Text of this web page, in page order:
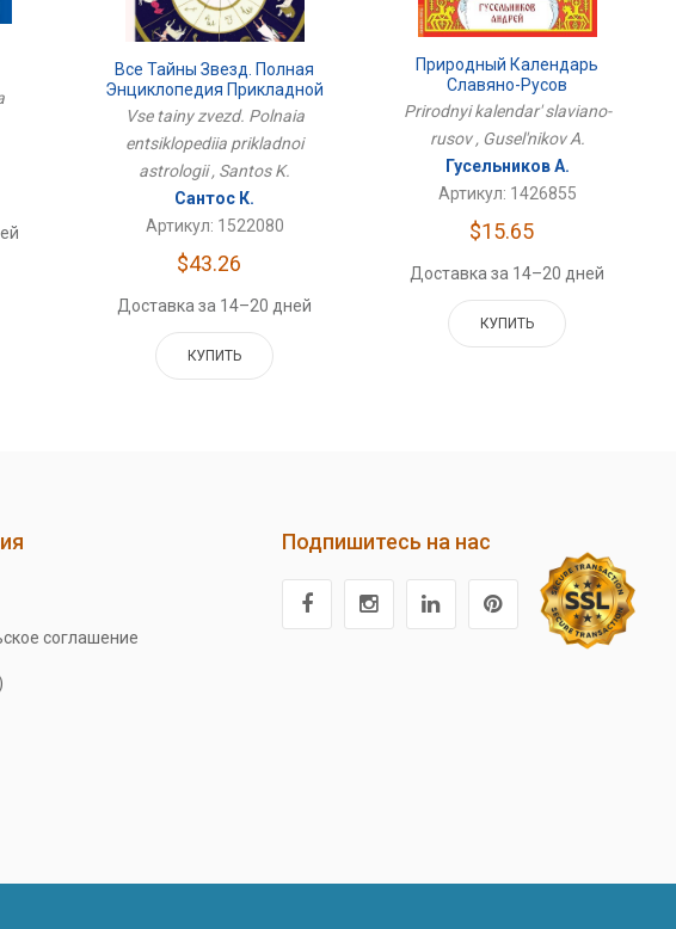
Все Тайны Звезд. Полная
Энциклопедия Прикладной
Астрологии
Vse tainy zvezd. Polnaia
entsiklopediia prikladnoi
astrologii , Santos K.
Сантос К.
Артикул: 1522080
$43.26
Доставка за 14–20 дней
КУПИТЬ
Природный Календарь
Славяно-Русов
Prirodnyi kalendar' slaviano-
rusov , Gusel'nikov A.
Гусельников А.
Артикул: 1426855
$15.65
Доставка за 14–20 дней
КУПИТЬ
соглашение
Подпишитесь на нас